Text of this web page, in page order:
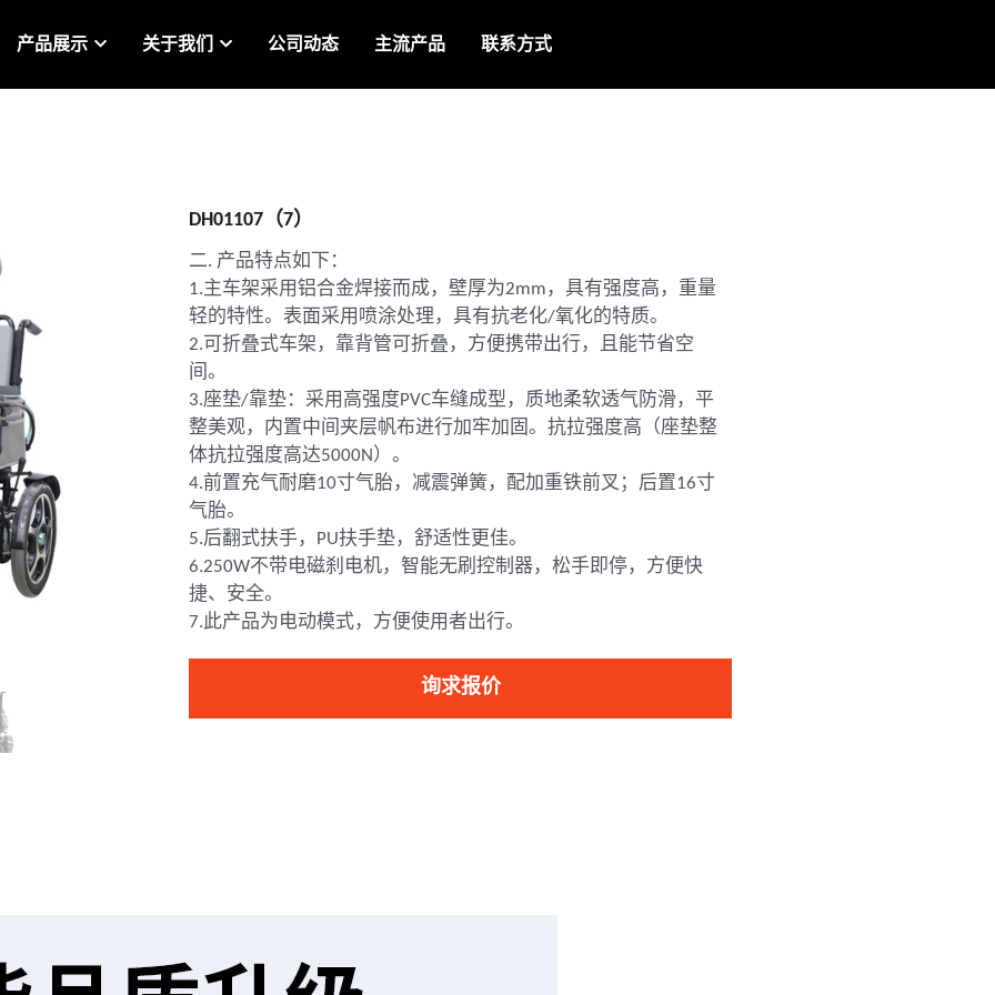
产品展示 关于我们 公司动态 主流产品 联系方式
DH01107（7）
二. 产品特点如下：
1.主车架采用铝合金焊接而成，壁厚为2mm，具有强度高，重量
轻的特性。表面采用喷涂处理，具有抗老化/氧化的特质。
2.可折叠式车架，靠背管可折叠，方便携带出行，且能节省空
间。
3.座垫/靠垫：采用高强度PVC车缝成型，质地柔软透气防滑，平
整美观，内置中间夹层帆布进行加牢加固。抗拉强度高（座垫整
体抗拉强度高达5000N）。
4.前置充气耐磨10寸气胎，减震弹簧，配加重铁前叉；后置16寸
气胎。
5.后翻式扶手，PU扶手垫，舒适性更佳。
6.250W不带电磁刹电机，智能无刷控制器，松手即停，方便快
捷、安全。
7.此产品为电动模式，方便使用者出行。
询求报价